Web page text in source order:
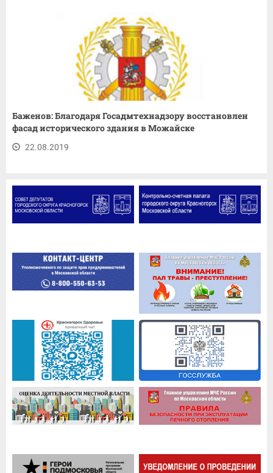
Баженов: Благодаря Госадмтехнадзору восстановлен
фасад исторического здания в Можайске
22.08.2019